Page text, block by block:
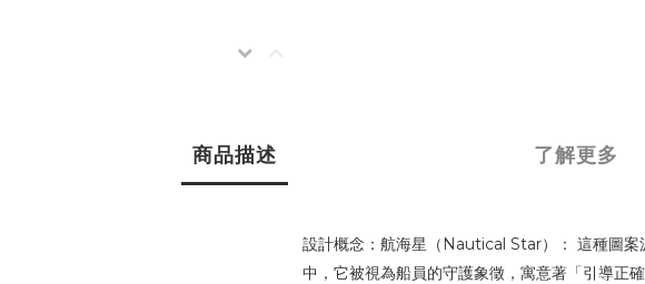
商品描述 了解更多
設計概念： 航海星（Nautical Star）： 這種圖案
中，它被視為船員的守護象徵，寓意著「引導正